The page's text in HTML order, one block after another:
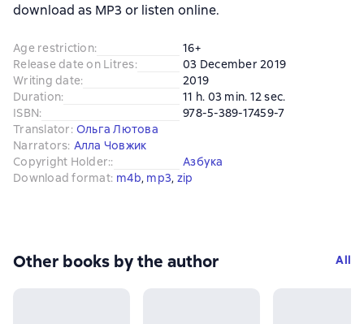
download as MP3 or listen online.
Age restriction:
16+
Release date on Litres:
03 December 2019
Writing date:
2019
Duration:
11 h. 03 min. 12 sec.
ISBN:
978-5-389-17459-7
Translator: Ольга Лютова
Narrators: Алла Човжик
Copyright Holder::
Азбука
Download format: m4b, mp3, zip
Other books by the author All